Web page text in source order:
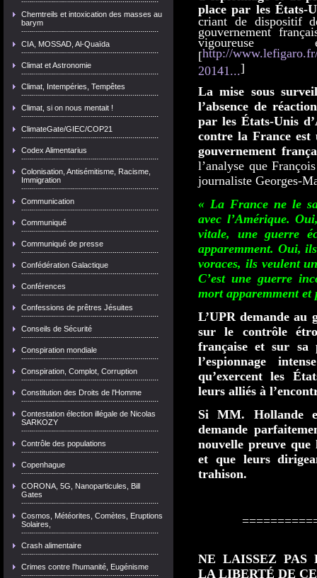
Chemtreils et intoxication des masses au
barym
CIA, MOSSAD, Al-Quaïda
Climat et Astronomie
Climat, Intempéries, Tempêtes
Climat, si on nous mentait !
ClimateGate/GIEC/COP21
Codex Alimentarius
Colonisation, Antisémitisme, Racisme,
Immigration
Communication
Communiqué
Communiqué de presse
Confédération Galactique
Conférences
Confessions de prêtres Jésuites
Conseils de Sécurité
Conspiration mondiale
Conspiration, Complot, Corruption
Constitution des Droits de l'Homme
Contestation élection illégale de Nicolas
SARKOZY
Contrôle des populations
Copenhague
CORONA, 5G, Nanoparticules, Bill
Gates
Cosmos, Météorites, Comètes, Eruptions
Solaires,
Crash alimentaire
Crimes contre l'humanité, Eugénisme
place par les États-
criant de dispositif
gouvernement
[http://
20141... ]
La mise sous
l’absence de
par les États-Unis
contre la France est
gouvernement
l’analyse que
journaliste Georges-
« La France ne le
avec l’Amérique.
vitale, une guerre
apparemment. Oui,
voraces, ils veulent
C’est une guerre
mort apparemment
L’UPR demande au
sur le contrôle
française et sur sa
l’espionnage
qu’exercent les
leurs alliés à
Si MM. Hollande
demande
nouvelle preuve que
et que leurs
trahison.
NE LAISSEZ PAS
LA LIBERTÉ DE